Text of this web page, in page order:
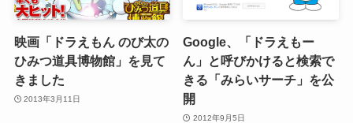
映画「ドラえもん のび太の
ひみつ道具博物館」を見て
きました
2013年3月11日
Google、「ドラえもー
ん」と呼びかけると検索で
きる「みらいサーチ」を公
開
2012年9月5日